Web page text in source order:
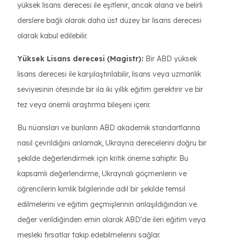
yüksek lisans derecesi ile eşitlenir, ancak alana ve belirli
derslere bağlı olarak daha üst düzey bir lisans derecesi
olarak kabul edilebilir.
Yüksek Lisans derecesi (Magistr): Bir ABD yüksek
lisans derecesi ile karşılaştırılabilir, lisans veya uzmanlık
seviyesinin ötesinde bir ila iki yıllık eğitim gerektirir ve bir
tez veya önemli araştırma bileşeni içerir.
Bu nüansları ve bunların ABD akademik standartlarına
nasıl çevrildiğini anlamak, Ukrayna derecelerini doğru bir
şekilde değerlendirmek için kritik öneme sahiptir. Bu
kapsamlı değerlendirme, Ukraynalı göçmenlerin ve
öğrencilerin kimlik bilgilerinde adil bir şekilde temsil
edilmelerini ve eğitim geçmişlerinin anlaşıldığından ve
değer verildiğinden emin olarak ABD'de ileri eğitim veya
mesleki fırsatlar takip edebilmelerini sağlar.